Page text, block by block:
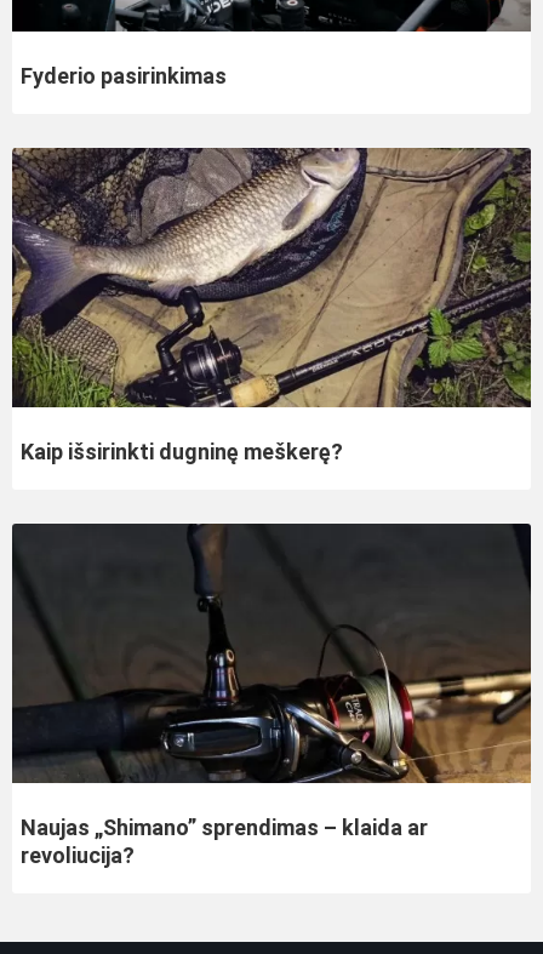
Fyderio pasirinkimas
Kaip išsirinkti dugninę meškerę?
Naujas „Shimano” sprendimas – klaida ar
revoliucija?